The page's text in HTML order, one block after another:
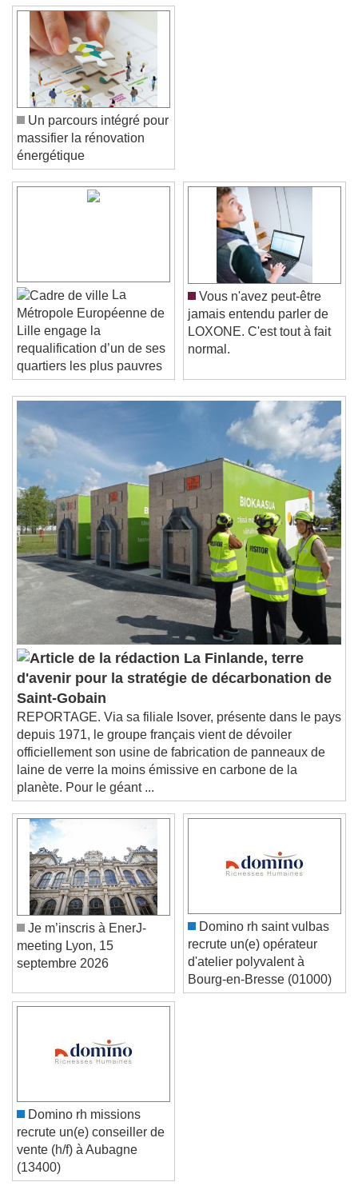
Play
Skip Backward
Skip Forward
Unmute
Current Time
/
Duration-:-
Loaded:0%
Stream TypeLIVE
LIVE
Remaining Time
Playback Rate
Chapters
Chapters
Descriptions
descriptions off, selected
Subtitles
subtitles settings , opens subtitles
settings dialog
subtitles off, selected
Audio Track
Picture-in-Picture
This is a modal window.
Beginning of dialog window. Escape will cancel
and close the window.
Text
Color Opacity
Text Background
Color Opacity
Caption Area Background
Color
Font Size
Text Edge Style
Font Family
Reset
Done
Close Modal Dialog
End of dialog window.
Un parcours intégré pour
massifier la rénovation
énergétique
La
Métropole Européenne de
Lille engage la
requalification d’un de ses
quartiers les plus pauvres
Vous n'avez peut-être
jamais entendu parler de
LOXONE. C'est tout à fait
La Finlande, terre
d'avenir pour la stratégie de décarbonation de
Saint-Gobain
REPORTAGE. Via sa filiale Isover, présente dans le pays
depuis 1971, le groupe français vient de dévoiler
officiellement son usine de fabrication de panneaux de
laine de verre la moins émissive en carbone de la
planète. Pour le géant ...
Je m’inscris à EnerJ-
meeting Lyon, 15
Domino rh saint vulbas
recrute un(e) opérateur
d'atelier polyvalent à
Bourg-en-Bresse (01000)
Domino rh missions
recrute un(e) conseiller de
vente (h/f) à Aubagne
(13400)